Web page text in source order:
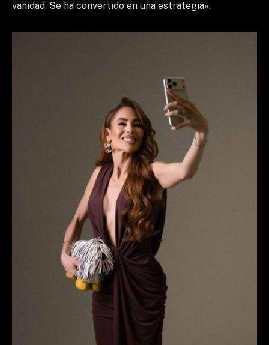
vanidad. Se ha convertido en una estrategia».